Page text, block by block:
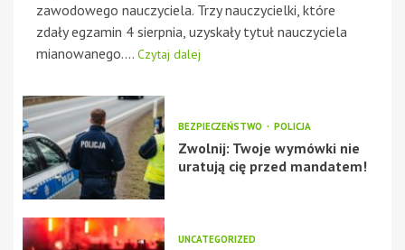
zawodowego nauczyciela. Trzy nauczycielki, które
zdały egzamin 4 sierpnia, uzyskały tytuł nauczyciela
mianowanego.... Czytaj dalej
BEZPIECZEŃSTWO POLICJA
Zwolnij: Twoje wymówki nie
uratują cię przed mandatem!
UNCATEGORIZED